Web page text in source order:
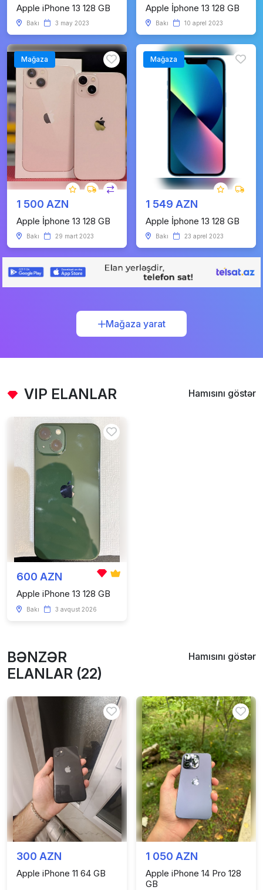
Apple iPhone 13 128 GB
Bakı 3 may 2023
Apple İphone 13 128 GB
Bakı 10 aprel 2023
Mağaza
1 500 AZN
Apple İphone 13 128 GB
Bakı 29 mart 2023
Mağaza
1 549 AZN
Apple İphone 13 128 GB
Bakı 23 aprel 2023
Mağaza yarat
VIP ELANLAR Hamısını göstər
600 AZN
Apple iPhone 13 128 GB
Bakı 3 avqust 2026
BƏNZƏR
ELANLAR (22)
Hamısını göstər
300 AZN
Apple iPhone 11 64 GB
1 050 AZN
Apple iPhone 14 Pro 128
GB